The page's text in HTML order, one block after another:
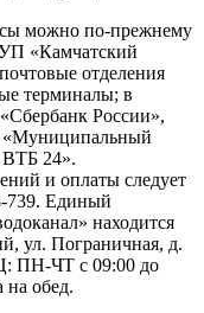
можно по-прежнему
«Камчатский
отделения
терминалы; в
России»,
24».
и оплаты следует
739. Единый
находится
ул. Пограничная, д.
ПН-ЧТ с 09:00 до
на обед.